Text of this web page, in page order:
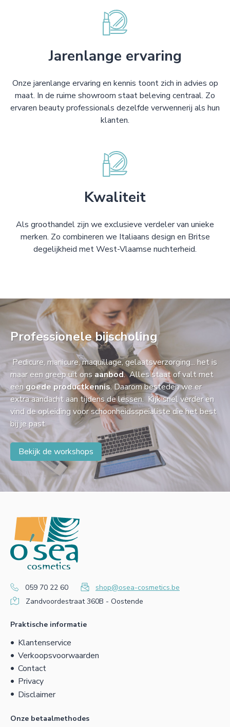
Jarenlange ervaring
Onze jarenlange ervaring en kennis toont zich in advies op
maat. In de ruime showroom staat beleving centraal. Zo
ervaren beauty professionals dezelfde verwennerij als hun
klanten.
Kwaliteit
Als groothandel zijn we exclusieve verdeler van unieke
merken. Zo combineren we Italiaans design en Britse
degelijkheid met West-Vlaamse nuchterheid.
Professionele bijscholing
Pedicure, manicure, maquillage, gelaatsverzorging... het is
maar een greep uit ons aanbod. Alles staat of valt met
eengoede productkennis. Daarom besteden we er
extra aandacht aan tijdens de lessen. Kijk snel verder en
vind de opleiding voor schoonheidsspeialiste die het best
bij je past.
Bekijk de workshops
059 70 22 60
shop@osea-cosmetics.be
Zandvoordestraat 360B - Oostende
Praktische informatie
Klantenservice
Verkoopsvoorwaarden
Contact
Privacy
Disclaimer
Onze betaalmethodes